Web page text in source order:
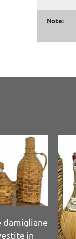
Note:
bottiglie
a
da